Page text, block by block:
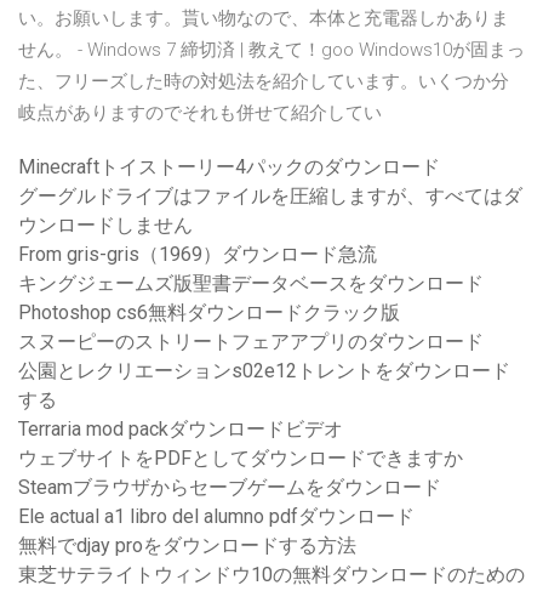
い。お願いします。貰い物なので、本体と充電器しかありま
せん。 - Windows 7 締切済 | 教えて！goo Windows10が固まっ
た、フリーズした時の対処法を紹介しています。いくつか分
岐点がありますのでそれも併せて紹介してい
Minecraftトイストーリー4パックのダウンロード
グーグルドライブはファイルを圧縮しますが、すべてはダ
ウンロードしません
From gris-gris（1969）ダウンロード急流
キングジェームズ版聖書データベースをダウンロード
Photoshop cs6無料ダウンロードクラック版
スヌーピーのストリートフェアアプリのダウンロード
公園とレクリエーションs02e12トレントをダウンロード
する
Terraria mod packダウンロードビデオ
ウェブサイトをPDFとしてダウンロードできますか
Steamブラウザからセーブゲームをダウンロード
Ele actual a1 libro del alumno pdfダウンロード
無料でdjay proをダウンロードする方法
東芝サテライトウィンドウ10の無料ダウンロードのための